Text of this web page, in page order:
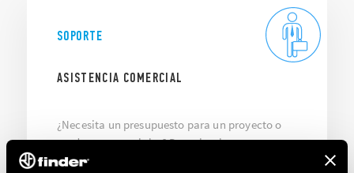
SOPORTE
ASISTENCIA COMERCIAL
¿Necesita un presupuesto para un proyecto o
productos especiales? Descubra lo que
podemos hacer por usted.